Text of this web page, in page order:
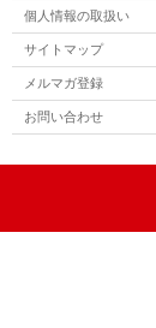
個人情報の取扱い
サイトマップ
メルマガ登録
お問い合わせ